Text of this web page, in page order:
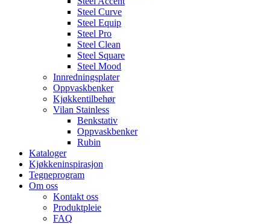
Steel Curve
Steel Equip
Steel Pro
Steel Clean
Steel Square
Steel Mood
Innredningsplater
Oppvaskbenker
Kjøkkentilbehør
Vilan Stainless
Benkstativ
Oppvaskbenker
Rubin
Kataloger
Kjøkkeninspirasjon
Tegneprogram
Om oss
Kontakt oss
Produktpleie
FAQ